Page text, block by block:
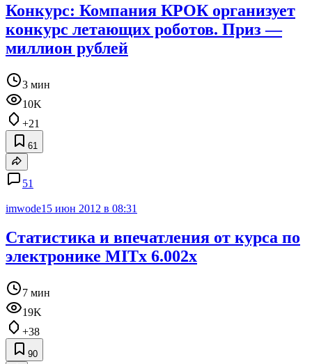
Конкурс: Компания КРОК организует
конкурс летающих роботов. Приз —
миллион рублей
3 мин
10K
+21
61
51
imwode15 июн 2012 в 08:31
Статистика и впечатления от курса по
электронике MITx 6.002x
7 мин
19K
+38
90